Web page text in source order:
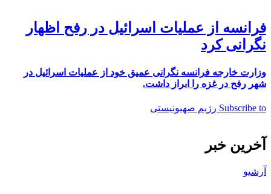
فرانسه از عملیات اسرائیل در رفح اظهار
نگرانی کرد
وزارت خارجه فرانسه نگرانی عمیق خود از عملیات اسرائیل در
شهر رفح در غزه را ابراز داشت.
Subscribe to رژیم صهیونیستی
آخرین خبر
آرشیو